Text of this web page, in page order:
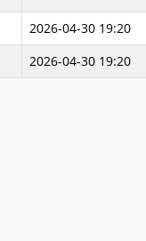
2026-04-30 19:20
2026-04-30 19:20